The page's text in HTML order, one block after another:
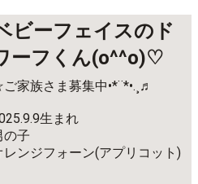
ビーフェイスのド
ーフくん(o^^o)♡
家族さま募集中•*¨*•.¸♬︎
生まれ
の子
レンジフォーン(アプリコット)